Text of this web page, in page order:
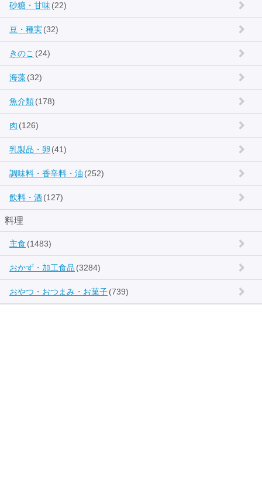
砂糖・甘味(22)
豆・種実(32)
きのこ (24)
海藻(32)
魚介類(178)
肉 (126)
乳製品・卵 (41)
調味料・香辛料・油 (252)
飲料・酒(127)
料理
主食 (1483)
おかず・加工食品 (3284)
おやつ・おつまみ・お菓子(739)